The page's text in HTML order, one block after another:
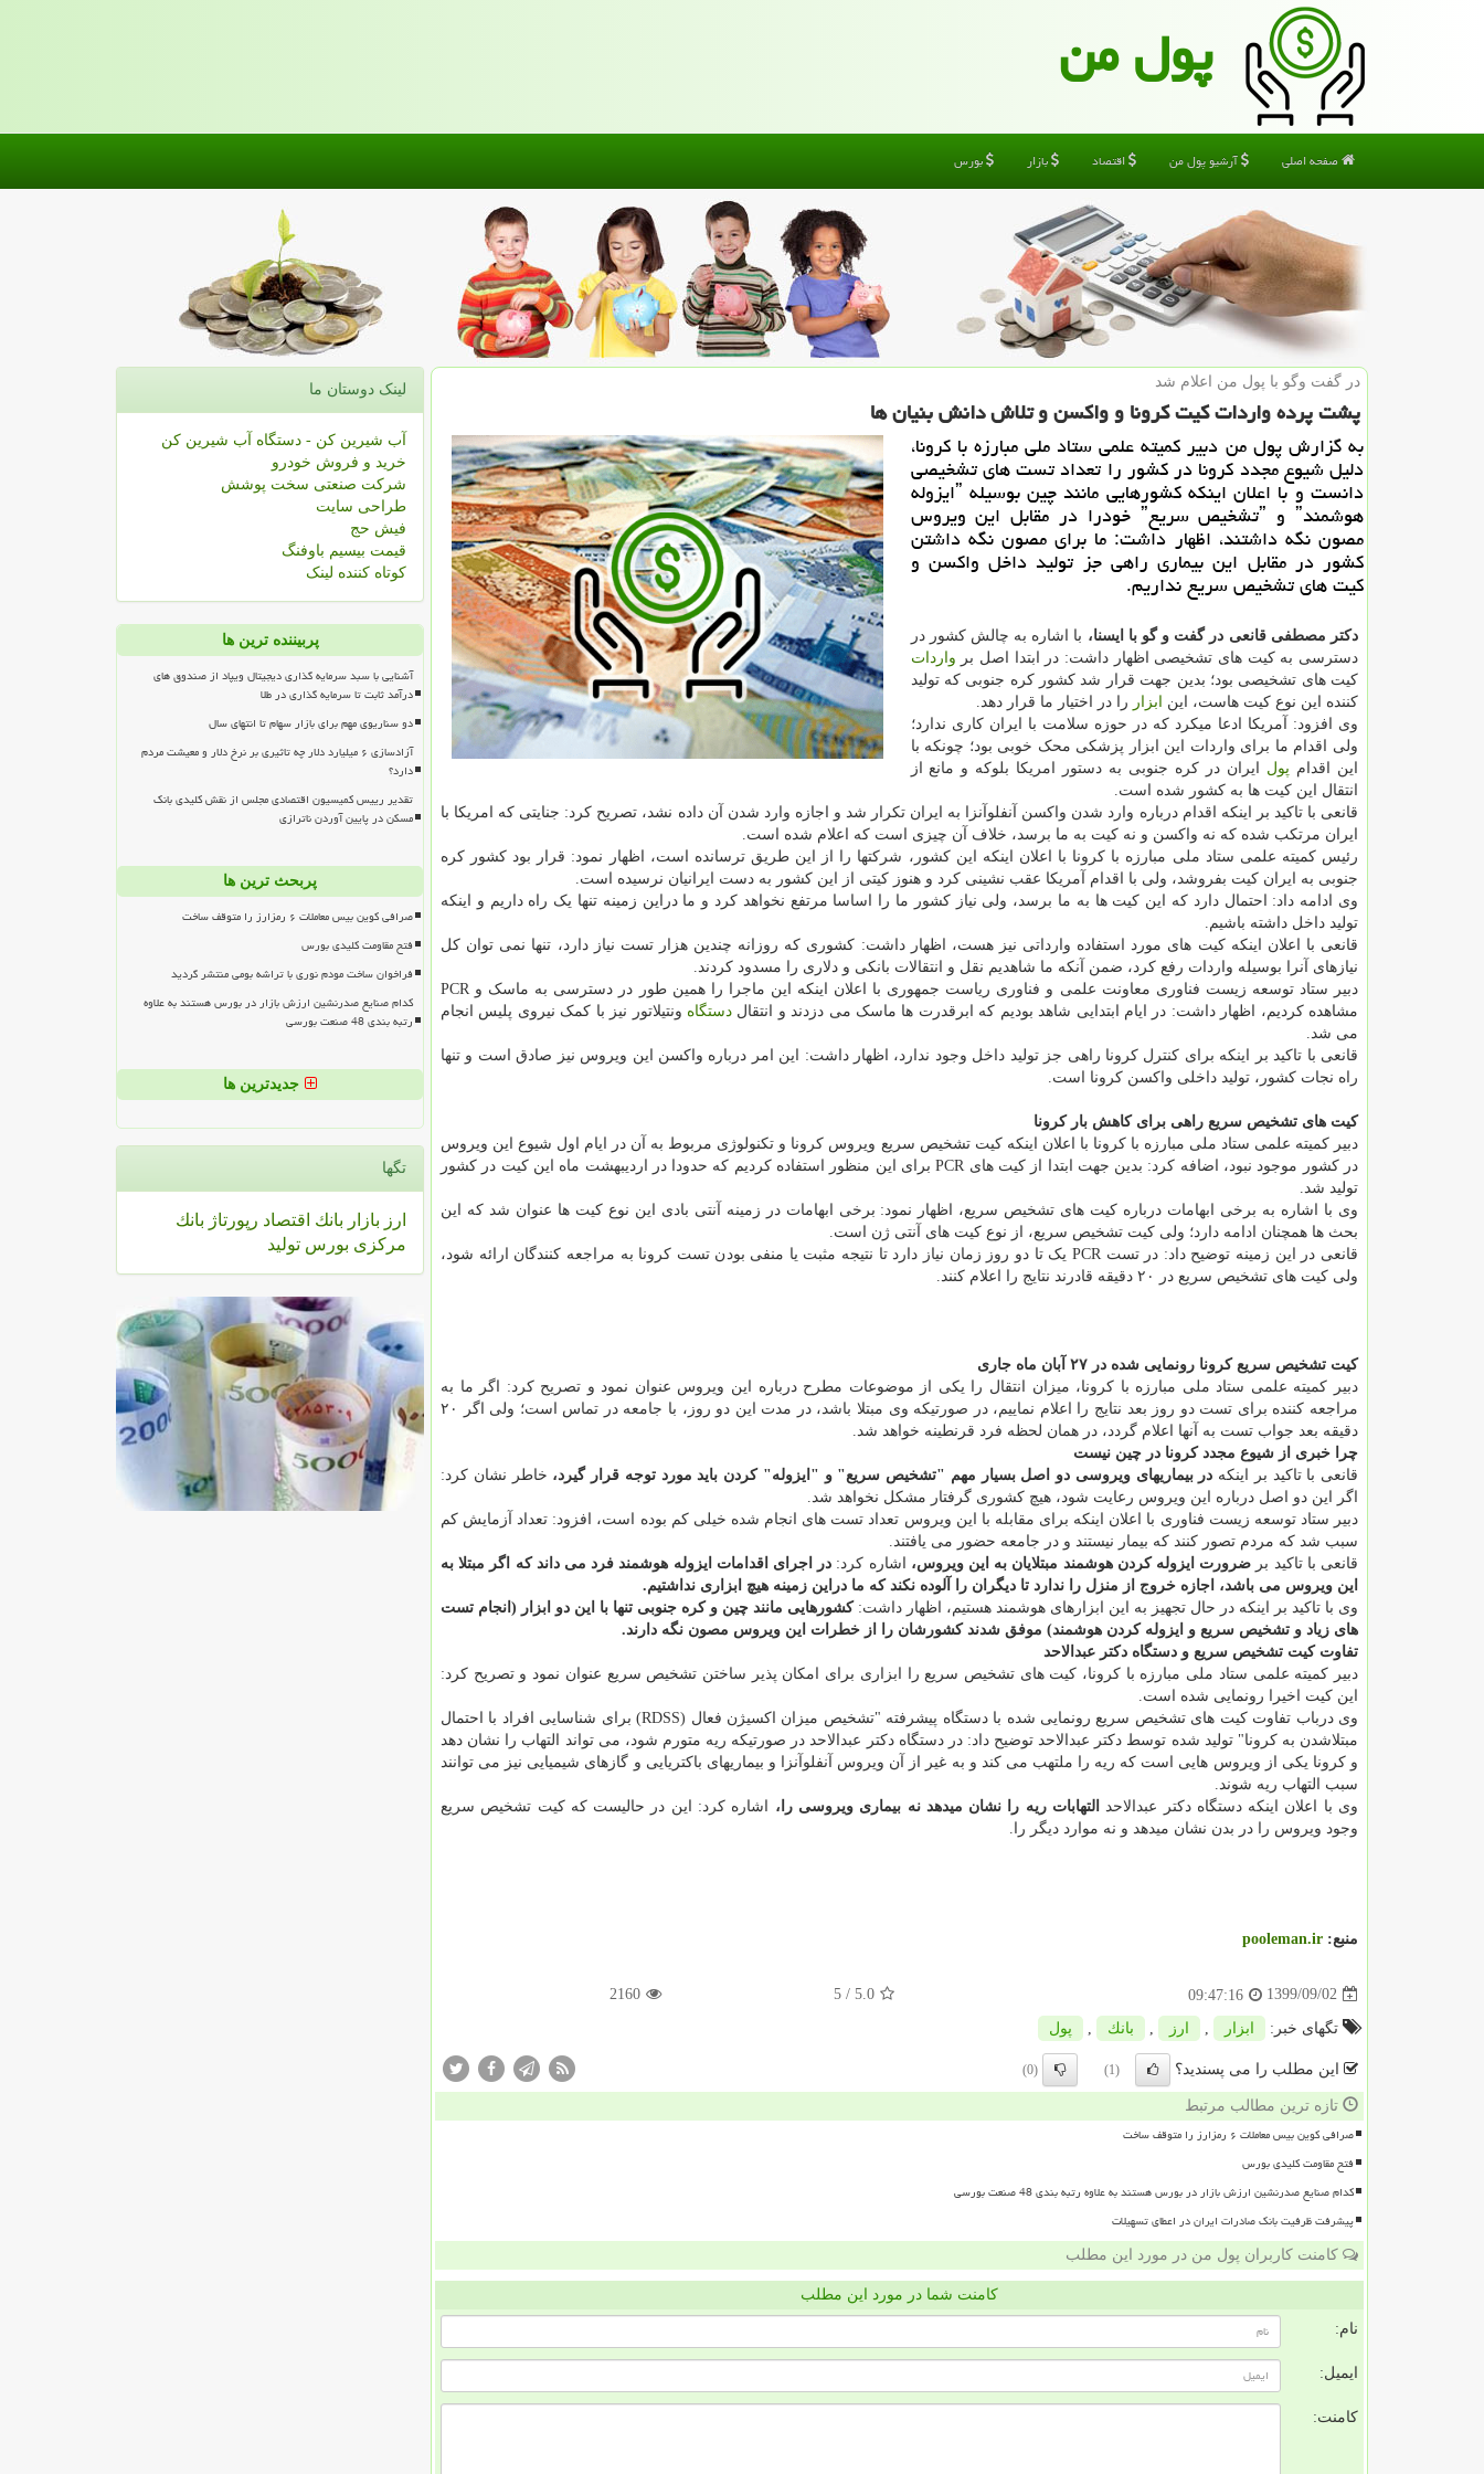
پول من
صفحه اصلی آرشیو پول من اقتصاد بازار بورس
در گفت وگو با پول من اعلام شد
پشت پرده واردات كیت كرونا و واكسن و تلاش دانش بنیان ها
به گزارش پول من دبیر كمیته علمی ستاد ملی مبارزه با كرونا،
دلیل شیوع مجدد كرونا در كشور را تعداد تست های تشخیصی
دانست و با اعلان اینكه كشورهایی مانند چین بوسیله ˮایزوله
هوشمندˮ و ˮتشخیص سریعˮ خودرا در مقابل این ویروس
مصون نگه داشتند، اظهار داشت: ما برای مصون نگه داشتن
كشور در مقابل این بیماری راهی جز تولید داخل واكسن و
كیت های تشخیص سریع نداریم.
دکتر مصطفی قانعی در گفت و گو با ایسنا، با اشاره به چالش کشور در
دسترسی به کیت‎ های تشخیصی اظهار داشت: در ابتدا اصل بر
واردات
کیت های تشخیصی بود؛ بدین جهت قرار شد کشور کره جنوبی که تولید
کننده این نوع کیت هاست، این
ابزار را در اختیار ما قرار دهد.
وی افزود: آمریکا ادعا می‎کرد که در حوزه سلامت با ایران کاری ندارد؛
ولی اقدام ما برای واردات این ابزار پزشکی محک خوبی بود؛ چونکه با
این اقدام پول ایران در کره جنوبی به دستور امریکا بلوکه و مانع از
انتقال این کیت ها به کشور شده است.
قانعی با تاکید بر اینکه اقدام درباره وارد شدن واکسن آنفلوآنزا به ایران تکرار شد و اجازه وارد شدن آن داده نشد، تصریح کرد: جنایتی که امریکا با
ایران مرتکب شده که نه واکسن و نه کیت به ما برسد، خلاف آن چیزی است که اعلام شده است.
رئیس کمیته علمی ستاد ملی مبارزه با کرونا با اعلان اینکه این کشور، شرکتها را از این طریق ترسانده است، اظهار نمود: قرار بود کشور کره
جنوبی به ایران کیت بفروشد، ولی با اقدام آمریکا عقب نشینی کرد و هنوز کیتی از این کشور به دست ایرانیان نرسیده است.
وی ادامه داد: احتمال دارد که این کیت ها به ما برسد، ولی نیاز کشور ما را اساسا مرتفع نخواهد کرد و ما دراین زمینه تنها یک راه داریم و اینکه
تولید داخل داشته باشیم.
قانعی با اعلان اینکه کیت های مورد استفاده وارداتی نیز هست، اظهار داشت: کشوری که روزانه چندین هزار تست نیاز دارد، تنها نمی توان کل
نیازهای آنرا بوسیله واردات رفع کرد، ضمن آنکه ما شاهدیم نقل و انتقالات بانکی و دلاری را مسدود کردند.
دبیر ستاد توسعه زیست فناوری معاونت علمی و فناوری ریاست جمهوری با اعلان اینکه این ماجرا را همین طور در دسترسی به ماسک و PCR
مشاهده کردیم، اظهار داشت: در ایام ابتدایی شاهد بودیم که ابرقدرت ها ماسک می دزدند و انتقالدستگاه ونتیلاتور نیز با کمک نیروی پلیس انجام
می شد.
قانعی با تاکید بر اینکه برای کنترل کرونا راهی جز تولید داخل وجود ندارد، اظهار داشت: این امر درباره واکسن این ویروس نیز صادق است و تنها
راه نجات کشور، تولید داخلی واکسن کرونا است.
کیت های تشخیص سریع راهی برای کاهش بار کرونا
دبیر کمیته علمی ستاد ملی مبارزه با کرونا با اعلان اینکه کیت تشخیص سریع ویروس کرونا و تکنولوژی مربوط به آن در ایام اول شیوع این ویروس
در کشور موجود نبود، اضافه کرد: بدین جهت ابتدا از کیت های PCR برای این منظور استفاده کردیم که حدودا در اردیبهشت ماه این کیت در کشور
تولید شد.
وی با اشاره به برخی ابهامات درباره کیت های تشخیص سریع، اظهار نمود: برخی ابهامات در زمینه آنتی بادی این نوع کیت ها عنوان شد که این
بحث ها همچنان ادامه دارد؛ ولی کیت تشخیص سریع، از نوع کیت های آنتی ژن است.
قانعی در این زمینه توضیح داد: در تست PCR یک تا دو روز زمان نیاز دارد تا نتیجه مثبت یا منفی بودن تست کرونا به مراجعه کنندگان ارائه شود،
ولی کیت های تشخیص سریع در ۲۰ دقیقه قادرند نتایج را اعلام کنند.
کیت تشخیص سریع کرونا رونمایی شده در ۲۷ آبان ماه جاری
دبیر کمیته علمی ستاد ملی مبارزه با کرونا، میزان انتقال را یکی از موضوعات مطرح درباره این ویروس عنوان نمود و تصریح کرد: اگر ما به
مراجعه کننده برای تست دو روز بعد نتایج را اعلام نماییم، در صورتیکه وی مبتلا باشد، در مدت این دو روز، با جامعه در تماس است؛ ولی اگر ۲۰
دقیقه بعد جواب تست به آنها اعلام گردد، در همان لحظه فرد قرنطینه خواهد شد.
چرا خبری از شیوع مجدد کرونا در چین نیست
قانعی با تاکید بر اینکه در بیماریهای ویروسی دو اصل بسیار مهم "تشخیص سریع" و "ایزوله" کردن باید مورد توجه قرار گیرد، خاطر نشان کرد:
اگر این دو اصل درباره این ویروس رعایت شود، هیچ کشوری گرفتار مشکل نخواهد شد.
دبیر ستاد توسعه زیست فناوری با اعلان اینکه برای مقابله با این ویروس تعداد تست های انجام شده خیلی کم بوده است، افزود: تعداد آزمایش کم
سبب شد که مردم تصور کنند که بیمار نیستند و در جامعه حضور می یافتند.
قانعی با تاکید بر ضرورت ایزوله کردن هوشمند مبتلایان به این ویروس، اشاره کرد: در اجرای اقدامات ایزوله هوشمند فرد می داند که اگر مبتلا به
این ویروس می باشد، اجازه خروج از منزل را ندارد تا دیگران را آلوده نکند که ما دراین زمینه هیچ ابزاری نداشتیم.
وی با تاکید بر اینکه در حال تجهیز به این ابزارهای هوشمند هستیم، اظهار داشت:کشورهایی مانند چین و کره جنوبی تنها با این دو ابزار (انجام تست
های زیاد و تشخیص سریع و ایزوله کردن هوشمند) موفق شدند کشورشان را از خطرات این ویروس مصون نگه دارند.
تفاوت کیت تشخیص سریع و دستگاه دکتر عبدالاحد
دبیر کمیته علمی ستاد ملی مبارزه با کرونا، کیت های تشخیص سریع را ابزاری برای امکان پذیر ساختن تشخیص سریع عنوان نمود و تصریح کرد:
این کیت اخیرا رونمایی شده است.
وی درباب تفاوت کیت های تشخیص سریع رونمایی شده با دستگاه پیشرفته "تشخیص میزان اکسیژن فعال (RDSS) برای شناسایی افراد با احتمال
مبتلاشدن به کرونا" تولید شده توسط دکتر عبدالاحد توضیح داد: در دستگاه دکتر عبدالاحد در صورتیکه ریه متورم شود، می تواند التهاب را نشان دهد
و کرونا یکی از ویروس هایی است که ریه را ملتهب می کند و به غیر از آن ویروس آنفلوآنزا و بیماریهای باکتریایی و گازهای شیمیایی نیز می توانند
سبب التهاب ریه شوند.
وی با اعلان اینکه دستگاه دکتر عبدالاحد التهابات ریه را نشان میدهد نه بیماری ویروسی را،
اشاره کرد: این در حالیست که کیت تشخیص سریع
وجود ویروس را در بدن نشان میدهد و نه موارد دیگر را.
منبع: pooleman.ir
1399/09/02
09:47:16
5.0
/ 5
2160
تگهای خبر: ابزار ارز بانك پول
این مطلب را می پسندید؟ (1)
(0)
تازه ترین مطالب مرتبط
صرافی کوین بیس معاملات ۶ رمزارز را متوقف ساخت
فتح مقاومت کلیدی بورس
کدام صنایع صدرنشین ارزش بازار در بورس هستند به علاوه رتبه بندی 48 صنعت بورسی
پیشرفت ظرفیت بانک صادرات ایران در اعطای تسهیلات
کامنت کاربران پول من در مورد این مطلب
کامنت شما در مورد این مطلب
نام:
ایمیل:
کامنت:
لینک دوستان ما
آب شیرین کن - دستگاه آب شیرین کن
خرید و فروش خودرو
شرکت صنعتی سخت پوشش
طراحی سایت
فیش حج
قیمت بیسیم باوفنگ
کوتاه کننده لینک
پربیننده ترین ها
آشنایی با سبد سرمایه گذاری دیجیتال ویپاد از صندوق های
درآمد ثابت تا سرمایه گذاری در طلا
دو سناریوی مهم برای بازار سهام تا انتهای سال
آزادسازی ۶ میلیارد دلار چه تاثیری بر نرخ دلار و معیشت مردم
دارد؟
تقدیر رییس کمیسیون اقتصادی مجلس از نقش کلیدی بانک
مسکن در پایین آوردن ناترازی
پربحث ترین ها
صرافی کوین بیس معاملات ۶ رمزارز را متوقف ساخت
فتح مقاومت کلیدی بورس
فراخوان ساخت مودم نوری با تراشه بومی منتشر گردید
کدام صنایع صدرنشین ارزش بازار در بورس هستند به علاوه
رتبه بندی 48 صنعت بورسی
جدیدترین ها
تگها
ارز بازار بانك اقتصاد رپورتاژ بانك
مركزی بورس تولید